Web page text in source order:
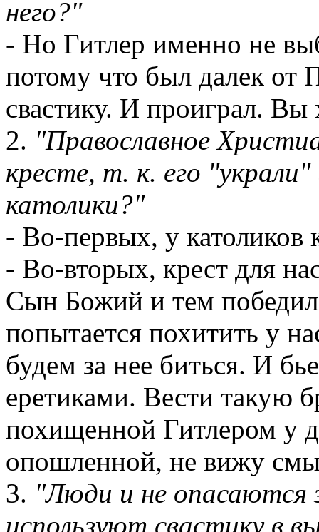
него?"
- Но Гитлер именно не
потому что был далек от
свастику. И проиграл. Вы
2. "Православное
кресте, т. к. его
католики?"
- Во-первых, у
- Во-вторых, крест для
Сын Божий и тем победил
попытается похитить у
будем за нее биться. И
еретиками. Вести такую
похищенной Гитлером у
опошленной, не вижу
3. "Люди и не опасаются
используют свастику в